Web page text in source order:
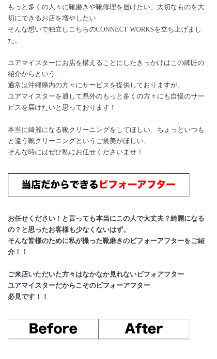
もっと多くの人々に靴磨きや靴修理を届けたい、大切なものを大
切にできるお店を増やしたい
そんな想いで独立しこちらのCONNECT WORKSを立ち上げまし
た。
ユアマイスターにお店を構えることにしたきっかけはこの師匠の
紹介からという...
通常は沖縄県内の方々にサービスを提供しておりますが、
ユアマイスターを通して県外のもっと多くの方々にも自慢のサー
ビスを届けたいと思っております！
本当に綺麗になる靴クリーニングをしてほしい、ちょっといつも
と違う靴クリーニングというご褒美がほしい、
そんな時にはぜひ私にお任せくださいませ！
お任せください！と言っても本当にこの人で大丈夫？綺麗になる
の？と思ったお客様も少なくないはず。
そんな皆様のために私が撮った靴磨きのビフォーアフターをご紹
介！！
ご来店いただいた方々はなかなか見れないビフォアフター
ユアマイスターだからこそのビフォーアフター
必見です！！